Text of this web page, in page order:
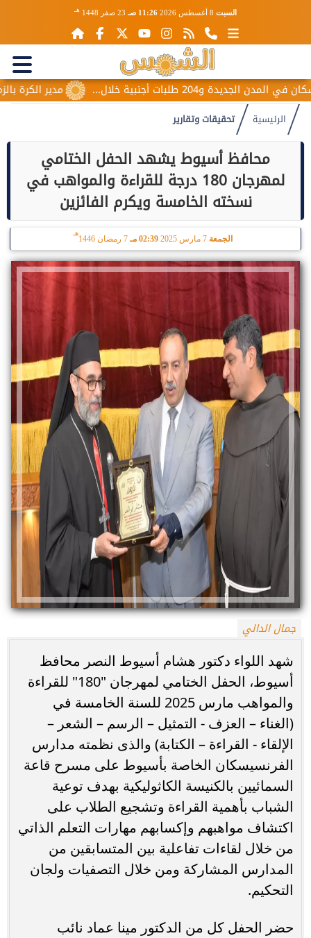
السبت 11:26 صـ 23 صفر 1448 هـ
مدير الكرة بالزمالك
الرئيسية تحقيقات وتقارير
محافظ أسيوط يشهد الحفل الختامي
لمهرجان 180 درجة للقراءة والمواهب في
نسخته الخامسة ويكرم الفائزين
الجمعة 02:39 مـ 7 رمضان 1446
هـ
جمال الدالي
شهد اللواء دكتور هشام أسيوط النصر محافظ
أسيوط، الحفل الختامي لمهرجان "180" للقراءة
والمواهب مارس 2025 للسنة الخامسة في
(الغناء – العزف - التمثيل – الرسم – الشعر –
الإلقاء - القراءة – الكتابة) والذى نظمته مدارس
الفرنسيسكان الخاصة بأسيوط على مسرح قاعة
السمائيين بالكنيسة الكاثوليكية بهدف توعية
الشباب بأهمية القراءة وتشجيع الطلاب على
اكتشاف مواهبهم وإكسابهم مهارات التعلم الذاتي
من خلال لقاءات تفاعلية بين المتسابقين من
المدارس المشاركة ومن خلال التصفيات ولجان
التحكيم.
حضر الحفل كل من الدكتور مينا عماد نائب